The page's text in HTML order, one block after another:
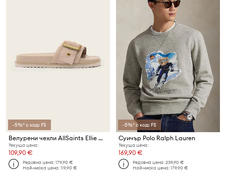
-5%* с код: FS
Велурени чехли AllSaints Ellie Western Sandal
Текуща цена:
109,90 €
Редовна цена:179,90 €
Най-ниска цена:119,90 €
-5%* с код: FS
Суичър Polo Ralph Lauren
Текуща цена:
169,90 €
Редовна цена:239,90 €
Най-ниска цена:179,90 €